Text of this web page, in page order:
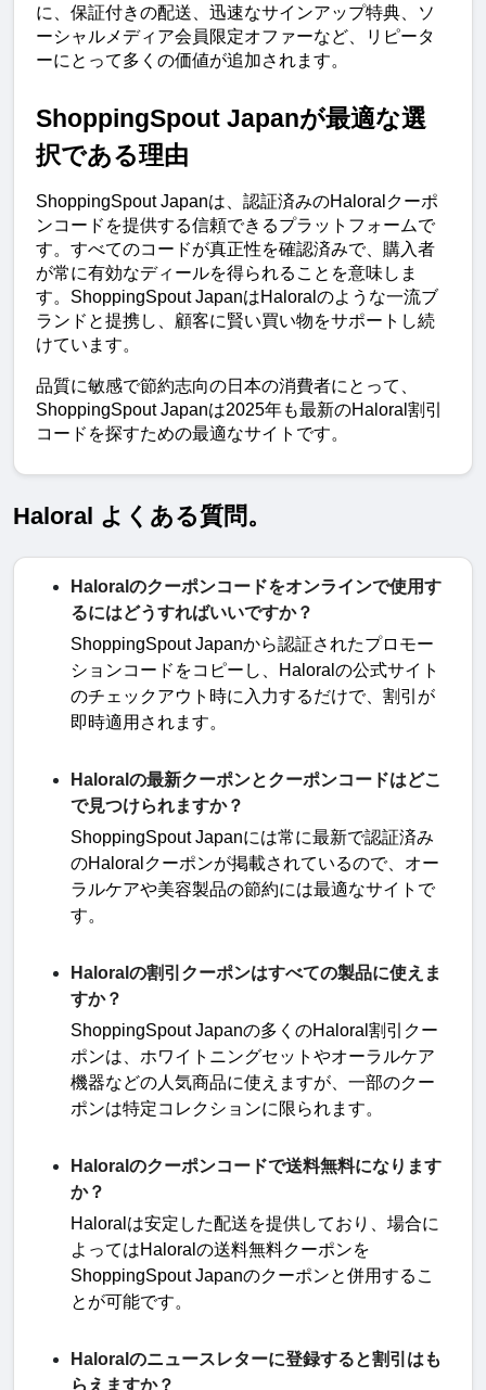
に、保証付きの配送、迅速なサインアップ特典、ソ
ーシャルメディア会員限定オファーなど、リピータ
ーにとって多くの価値が追加されます。
ShoppingSpout Japanが最適な選
択である理由
ShoppingSpout Japanは、認証済みのHaloralクーポ
ンコードを提供する信頼できるプラットフォームで
す。すべてのコードが真正性を確認済みで、購入者
が常に有効なディールを得られることを意味しま
す。ShoppingSpout JapanはHaloralのような一流ブ
ランドと提携し、顧客に賢い買い物をサポートし続
けています。
品質に敏感で節約志向の日本の消費者にとって、
ShoppingSpout Japanは2025年も最新のHaloral割引
コードを探すための最適なサイトです。
Haloral よくある質問。
Haloralのクーポンコードをオンラインで使用す
るにはどうすればいいですか？
ShoppingSpout Japanから認証されたプロモー
ションコードをコピーし、
Haloral の公式サイト
のチェックアウト時に入力するだけで、割引が
即時適用されます。
Haloralの最新クーポンとクーポンコードはどこ
で見つけられますか？
ShoppingSpout Japanには常に最新で認証済み
のHaloral クーポンが掲載されているので、オー
ラルケアや美容製品の節約には最適なサイトで
す。
Haloralの割引クーポンはすべての製品に使えま
すか？
ShoppingSpout Japanの多くのHaloral 割引クー
ポンは、ホワイトニングセットやオーラルケア
機器などの人気商品に使えますが、一部のクー
ポンは特定コレクションに限られます。
Haloralのクーポンコードで送料無料になります
か？
Haloral は安定した配送を提供しており、場合に
よってはHaloral の送料無料クーポンを
ShoppingSpout Japanのクーポンと併用するこ
とが可能です。
Haloralのニュースレターに登録すると割引はも
らえますか？